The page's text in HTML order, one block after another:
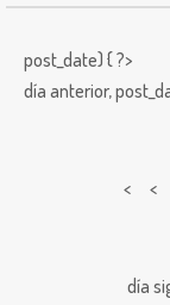
post_date) { ?>
día anterior,
<
día